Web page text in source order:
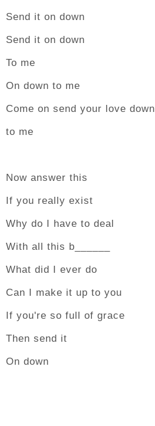
Send it on down
Send it on down
To me
On down to me
Come on send your love down
to me
Now answer this
If you really exist
Why do I have to deal
With all this b______
What did I ever do
Can I make it up to you
If you're so full of grace
Then send it
On down